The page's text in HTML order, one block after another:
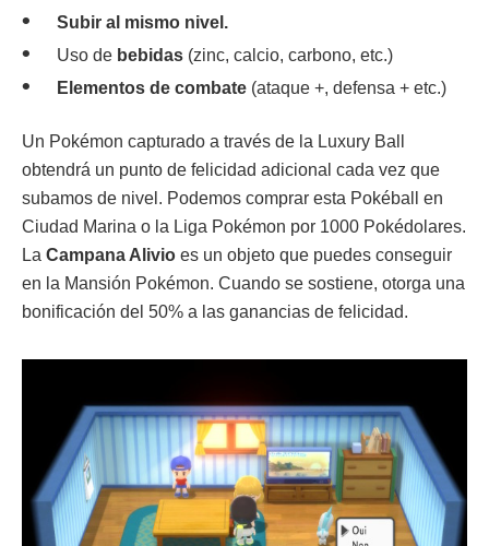
Subir al mismo nivel.
Uso de bebidas (zinc, calcio, carbono, etc.)
Elementos de combate (ataque +, defensa + etc.)
Un Pokémon capturado a través de la Luxury Ball
obtendrá un punto de felicidad adicional cada vez que
subamos de nivel. Podemos comprar esta Pokéball en
Ciudad Marina o la Liga Pokémon por 1000 Pokédolares.
La Campana Alivio es un objeto que puedes conseguir
en la Mansión Pokémon. Cuando se sostiene, otorga una
bonificación del 50% a las ganancias de felicidad.